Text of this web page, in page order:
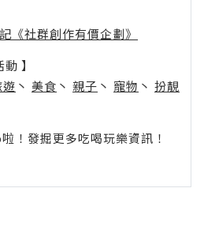
《社群創作有價企劃》
】
丶 美食 丶 親子 丶 寵物 丶 扮靚
！發掘更多吃喝玩樂資訊！